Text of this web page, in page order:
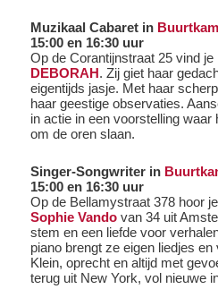
Muzikaal Cabaret in
15:00 en 16:30 uur
Op de Corantijnstraat 25 vind
DEBORAH . Zij giet haar
eigentijds jasje. Met haar
haar geestige observaties.
in actie in een voorstelling
om de oren slaan.
Singer-Songwriter in
15:00 en 16:30 uur
Op de Bellamystraat 378 hoor
Sophie Vando van 34 uit
stem en een liefde voor
piano brengt ze eigen liedjes
Klein, oprecht en altijd met
terug uit New York, vol nieuwe